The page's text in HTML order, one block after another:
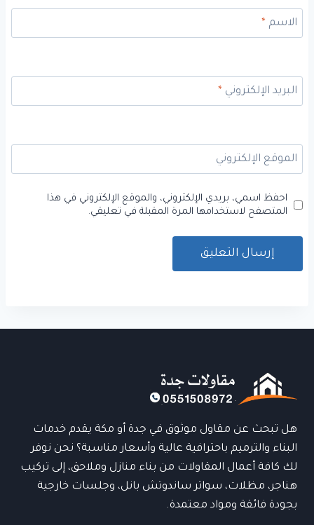
الاسم*
البريد الإلكتروني*
الموقع الإلكتروني
احفظ اسمي، بريدي الإلكتروني، والموقع الإلكتروني في هذا
المتصفح لاستخدامها المرة المقبلة في تعليقي.
هل تبحث عن مقاول موثوق في جدة أو مكة يقدم خدمات
البناء والترميم باحترافية عالية وأسعار مناسبة؟ نحن نوفر
لك كافة أعمال المقاولات من بناء منازل وملاحق، إلى تركيب
هناجر، مظلات، سواتر ساندوتش بانل، وجلسات خارجية
بجودة فائقة ومواد معتمدة.